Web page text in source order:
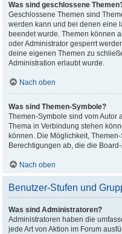
Was sind geschlossene
Geschlossene Themen sind
werden kann und bei denen eine
beendet wurde. Themen können
oder Administrator gesperrt
deine eigenen Themen zu
Administration erlaubt wurde.
Nach oben
Was sind Themen-Symbole?
Themen-Symbole sind vom Autor
Thema in Verbindung stehen
können. Die Möglichkeit,
Berechtigungen ab, die die
Nach oben
Benutzer-Stufen und
Was sind Administratoren?
Administratoren haben die
jede Art von Aktion im Forum